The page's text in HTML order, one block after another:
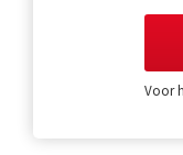
Voor